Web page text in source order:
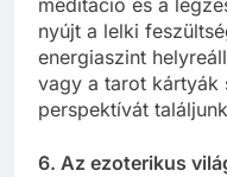
meditáció és a
nyújt a lelki
energiaszint
vagy a tarot kártyák
perspektívát
6. Az ezoterikus